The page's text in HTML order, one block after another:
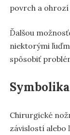
povrch a ohrozí
Ďalšou
niektorými
spôsobiť
Chirurgické
závislostí alebo